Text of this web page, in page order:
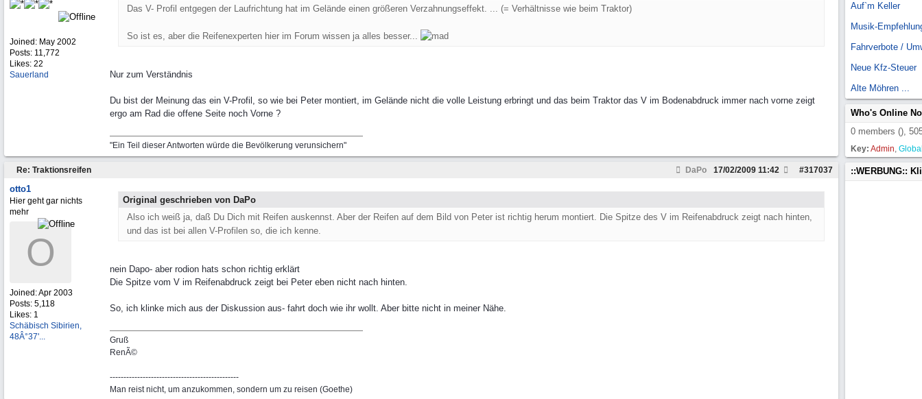
Joined: May 2002
Posts: 11,772
Likes: 22
Sauerland
Das V- Profil entgegen der Laufrichtung hat im Gelände einen größeren Verzahnungseffekt. ... (= Verhältnisse wie beim Traktor)
So ist es, aber die Reifenexperten hier im Forum wissen ja alles besser...
Nur zum Verständnis
Du bist der Meinung das ein V-Profil, so wie bei Peter montiert, im Gelände nicht die volle Leistung erbringt und das beim Traktor das V im Bodenabdruck immer nach vorne zeigt
ergo am Rad die offene Seite noch Vorne ?
"Ein Teil dieser Antworten würde die Bevölkerung verunsichern"
Re: Traktionsreifen DaPo #317037
17/02/2009 11:42
otto1
Hier geht gar nichts
mehr
O
Joined:Apr 2003
Posts: 5,118
Likes: 1
Schäbisch Sibirien,
48Â°37'...
Original geschrieben von DaPo
Also ich weiß ja, daß Du Dich mit Reifen auskennst. Aber der Reifen auf dem Bild von Peter ist richtig herum montiert. Die Spitze des V im Reifenabdruck zeigt nach hinten,
und das ist bei allen V-Profilen so, die ich kenne.
nein Dapo- aber rodion hats schon richtig erklärt
Die Spitze vom V im Reifenabdruck zeigt bei Peter eben nicht nach hinten.
So, ich klinke mich aus der Diskussion aus- fahrt doch wie ihr wollt. Aber bitte nicht in meiner Nähe.
Gruß
RenÃ©
-----------------------------------------------
Man reist nicht, um anzukommen, sondern um zu reisen (Goethe)
Auf`m Keller
Musik-
Fahrverbote /
Neue Kfz-Steuer
Alte Möhren ...
Who's Online
0 members (),
Key: Admin,
::WERBUNG::